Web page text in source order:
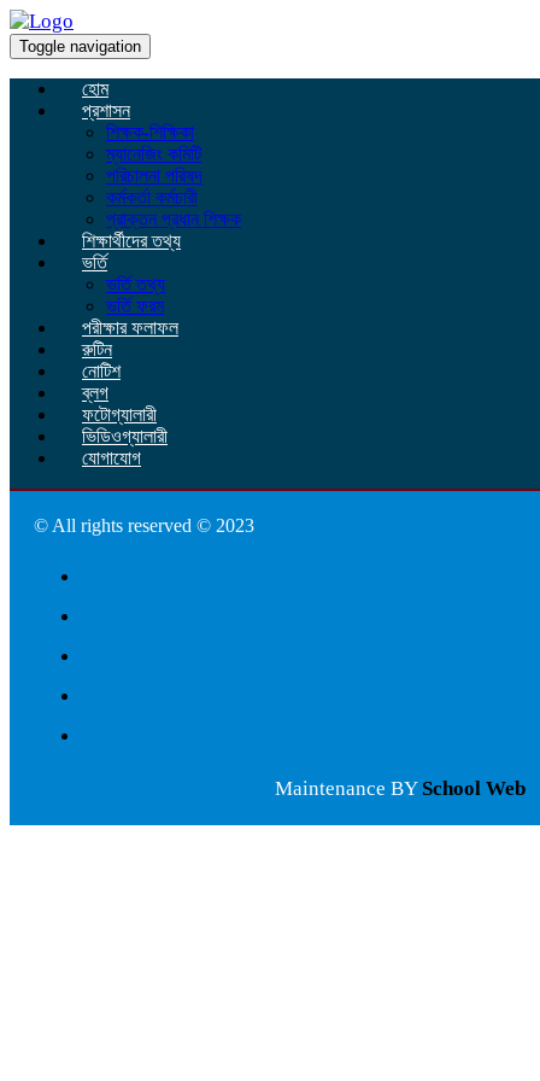
Toggle navigation
হোম
প্রশাসন
শিক্ষক-শিক্ষিকা
ম্যানেজিং কমিটি
পরিচালনা পরিষদ
কর্মকর্তা কর্মচারী
প্রাক্তন প্রধান শিক্ষক
শিক্ষার্থীদের তথ্য
ভর্তি
ভর্তি তথ্য
ভর্তি ফরম
পরীক্ষার ফলাফল
রুটিন
নোটিশ
ব্লগ
ফটোগ্যালারী
ভিডিওগ্যালারী
যোগাযোগ
© All rights reserved © 2023
Maintenance BY School Web